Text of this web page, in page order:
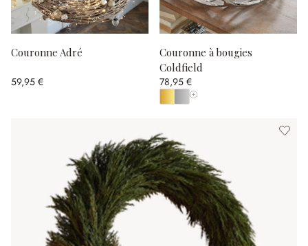
Couronne Adré
59,95 €
Couronne à bougies
Coldfield
78,95 €
Afficher toutes les couleurs